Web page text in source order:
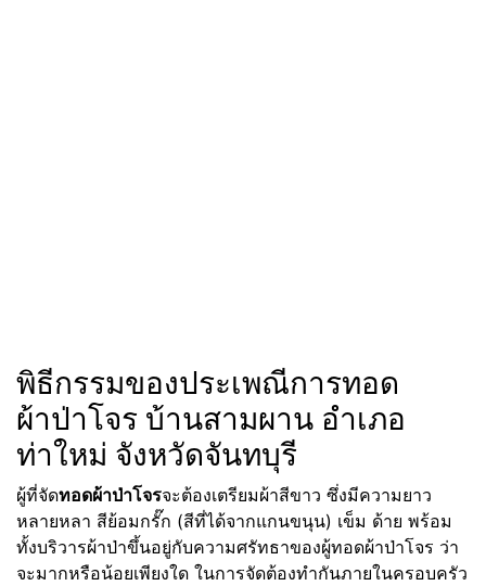
พิธีกรรมของประเพณีการทอด
ผ้าป่าโจร บ้านสามผาน อำเภอ
ท่าใหม่ จังหวัดจันทบุรี
ผู้ที่จัดทอดผ้าป่าโจรจะต้องเตรียมผ้าสีขาว ซึ่งมีความยาว
หลายหลา สีย้อมกรั๊ก (สีที่ได้จากแกนขนุน) เข็ม ด้าย พร้อม
ทั้งบริวารผ้าป่าขึ้นอยู่กับความศรัทธาของผู้ทอดผ้าป่าโจร ว่า
จะมากหรือน้อยเพียงใด ในการจัดต้องทำกันภายในครอบครัว